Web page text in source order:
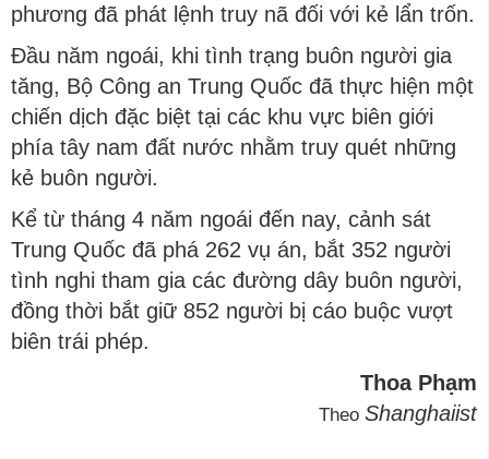
phương đã phát lệnh truy nã đối với kẻ lẩn trốn.
Đầu năm ngoái, khi tình trạng buôn người gia
tăng, Bộ Công an Trung Quốc đã thực hiện một
chiến dịch đặc biệt tại các khu vực biên giới
phía tây nam đất nước nhằm truy quét những
kẻ buôn người.
Kể từ tháng 4 năm ngoái đến nay, cảnh sát
Trung Quốc đã phá 262 vụ án, bắt 352 người
tình nghi tham gia các đường dây buôn người,
đồng thời bắt giữ 852 người bị cáo buộc vượt
biên trái phép.
Thoa Phạm
Theo Shanghaiist